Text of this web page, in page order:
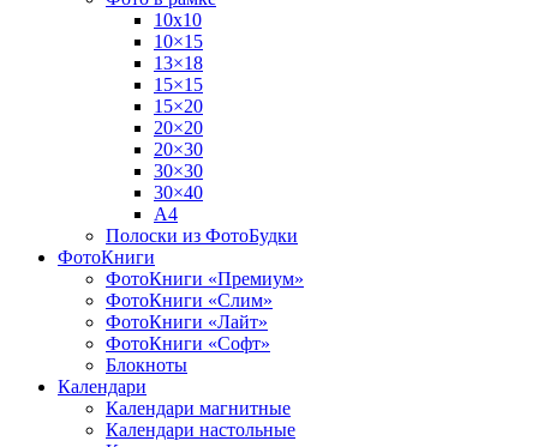
10х10
10×15
13×18
15×15
15×20
20×20
20×30
30×30
30×40
A4
Полоски из ФотоБудки
ФотоКниги
ФотоКниги «Премиум»
ФотоКниги «Слим»
ФотоКниги «Лайт»
ФотоКниги «Софт»
Блокноты
Календари
Календари магнитные
Календари настольные